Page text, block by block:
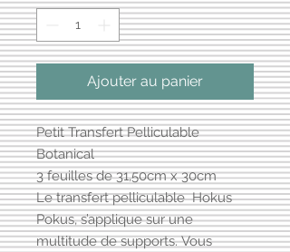
Ajouter au panier
Petit Transfert Pelliculable
Botanical
3 feuilles de 31,50cm x 30cm
Le transfert pelliculable Hokus
Pokus, s’applique sur une
multitude de supports. Vous